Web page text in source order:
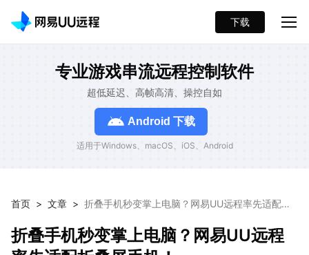
下载
专业游戏串流远程控制软件
超低延迟、高帧高清、操控自如
Android 下载
适用于Windows、macOS、iOS、Android
首页 > 文章 > 折叠手机秒变掌上电脑？网易UU远程率先适配折
折叠手机秒变掌上电脑？网易UU远程